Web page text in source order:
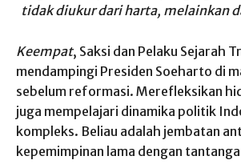
tidak diukur dari harta, melainkan
Keempat, Saksi dan Pelaku Sejarah
mendampingi Presiden Soeharto di
sebelum reformasi. Merefleksikan
juga mempelajari dinamika politik
kompleks. Beliau adalah jembatan
kepemimpinan lama dengan